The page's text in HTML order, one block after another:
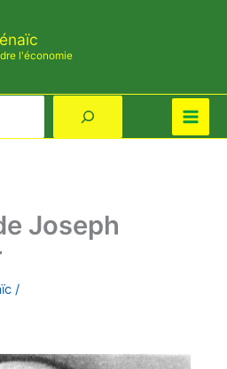
l'économie
Joseph
/